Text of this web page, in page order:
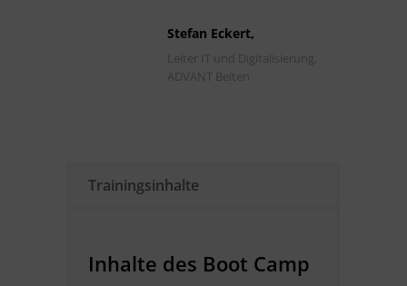
Stefan Eckert,
Leiter IT und Digitalisierung,
ADVANT Beiten
Trainingsinhalte
Inhalte des Boot Camp